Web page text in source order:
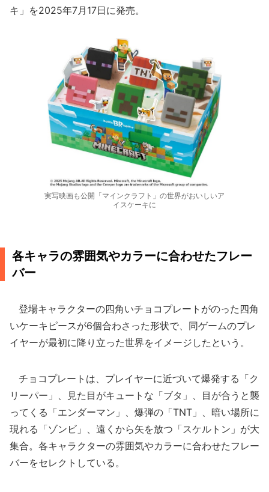
キ」を2025年7月17日に発売。
実写映画も公開「マインクラフト」の世界がおいしいア
イスケーキに
各キャラの雰囲気やカラーに合わせたフレー
バー
登場キャラクターの四角いチョコプレートがのった四角
いケーキピースが6個合わさった形状で、同ゲームのプレ
イヤーが最初に降り立った世界をイメージしたという。
チョコプレートは、プレイヤーに近づいて爆発する「ク
リーパー」、見た目がキュートな「ブタ」、目が合うと襲
ってくる「エンダーマン」、爆弾の「TNT」、暗い場所に
現れる「ゾンビ」、遠くから矢を放つ「スケルトン」が大
集合。各キャラクターの雰囲気やカラーに合わせたフレー
バーをセレクトしている。